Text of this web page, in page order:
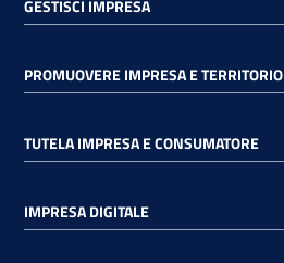
Prenota
on line
GESTISCI IMPRESA
PROMUOVERE IMPRESA E TERRITORIO
TUTELA IMPRESA E CONSUMATORE
IMPRESA DIGITALE